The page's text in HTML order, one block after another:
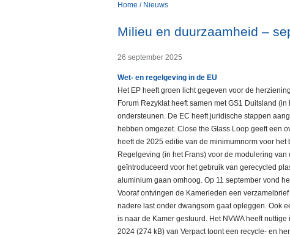
Home / Nieuws
Milieu en duurzaamheid –
26 september 2025
Wet- en regelgeving in de EU
Het EP heeft groen licht gegeven voor de
Forum Rezyklat heeft samen met GS1 Duitsland
ondersteunen. De EC heeft juridische stappen
hebben omgezet. Close the Glass Loop geeft een
heeft de 2025 editie van de minimumnorm voor
Regelgeving (in het Frans) voor de modulering
geïntroduceerd voor het gebruik van gerecycled
aluminium gaan omhoog. Op 11 september vond
Vooraf ontvingen de Kamerleden een
nadere last onder dwangsom gaat opleggen. Ook
is naar de Kamer gestuurd. Het NVWA heeft
2024 (274 kB) van Verpact toont een recycle- en